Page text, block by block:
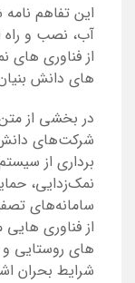
این تفاهم
آب، نصب و راه
از فناوری های
های دانش بنیان
در بخشی از
شرکت‌های
برداری از
نمک‌زدایی،
سامانه‌های
از فناوری
های روستایی و
شرایط بحران